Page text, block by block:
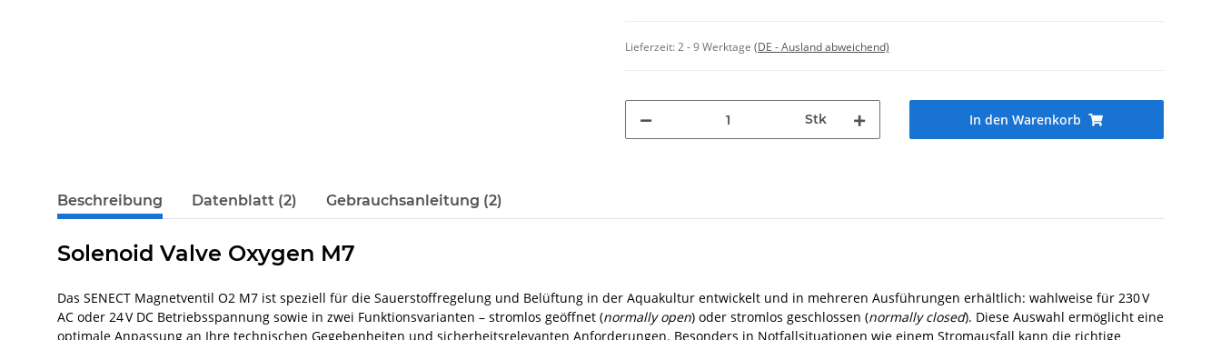
Lieferzeit:2 - 9 Werktage (DE - Ausland abweichend)
Stk In den Warenkorb
Beschreibung Datenblatt (2) Gebrauchsanleitung (2)
Solenoid Valve Oxygen M7
Das SENECT Magnetventil O2 M7 ist speziell für die Sauerstoffregelung und Belüftung in der Aquakultur entwickelt und in mehreren Ausführungen erhältlich: wahlweise für 230 V
AC oder 24 V DC Betriebsspannung sowie in zwei Funktionsvarianten – stromlos geöffnet (normally open) oder stromlos geschlossen (normally closed). Diese Auswahl ermöglicht eine
optimale Anpassung an Ihre technischen Gegebenheiten und sicherheitsrelevanten Anforderungen. Besonders in Notfallsituationen wie einem Stromausfall kann die richtige